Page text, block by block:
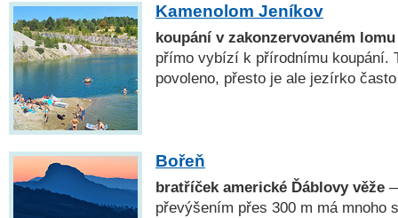
Kamenolom Jeníkov
koupání v zakonzervovaném lomu
přímo vybízí k přírodnímu koupání.
povoleno, přesto je ale jezírko
Bořeň
bratříček americké Ďáblovy věže
převýšením přes 300 m má mnoho